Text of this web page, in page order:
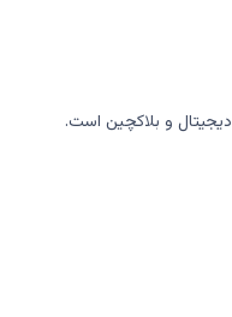
و بلاکچین است.